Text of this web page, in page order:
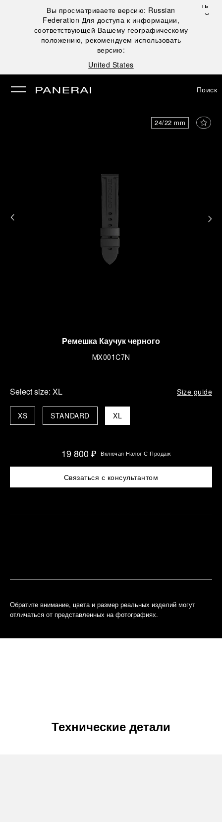
Вы просматриваете версию: Russian
Federation Для доступа к информации,
соответствующей Вашему географическому
положению, рекомендуем использовать
версию:
United States
Закрыть
✕
Поиск
24/22 mm
Pемешка Каучук черного
MX001C7N
Select size: XL Size guide
XL
STANDARD
XS
19 800 ₽ Включая Налог С Продаж
Связаться с консультантом
Обратите внимание, цвета и размер реальных изделий могут
отличаться от представленных на фотографиях.
Технические детали